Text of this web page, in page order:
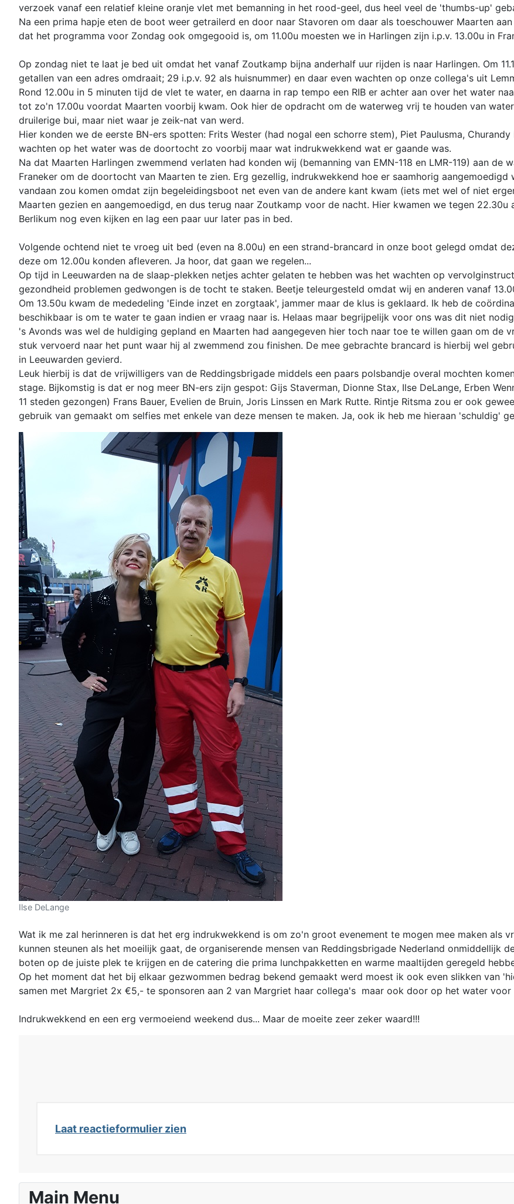
Main Menu
verzoek vanaf een relatief kleine oranje vlet met bemanning in het rood-geel, dus heel veel de 'thumbs-up'
Na een prima hapje eten de boot weer getrailerd en door naar Stavoren om daar als toeschouwer Maarten
dat het programma voor Zondag ook omgegooid is, om 11.00u moesten we in Harlingen zijn i.p.v. 13.00u in
Op zondag niet te laat je bed uit omdat het vanaf Zoutkamp bijna anderhalf uur rijden is naar Harlingen. Om
getallen van een adres omdraait; 29 i.p.v. 92 als huisnummer) en daar even wachten op onze collega's uit
Rond 12.00u in 5 minuten tijd de vlet te water, en daarna in rap tempo een RIB er achter aan over het water
tot zo'n 17.00u voordat Maarten voorbij kwam. Ook hier de opdracht om de waterweg vrij te houden van
druilerige bui, maar niet waar je zeik-nat van werd.
Hier konden we de eerste BN-ers spotten: Frits Wester (had nogal een schorre stem), Piet Paulusma,
wachten op het water was de doortocht zo voorbij maar wat indrukwekkend wat er gaande was.
Na dat Maarten Harlingen zwemmend verlaten had konden wij (bemanning van EMN-118 en LMR-119) aan de
Franeker om de doortocht van Maarten te zien. Erg gezellig, indrukwekkend hoe er saamhorig
vandaan zou komen omdat zijn begeleidingsboot net even van de andere kant kwam (iets met wel of niet
Maarten gezien en aangemoedigd, en dus terug naar Zoutkamp voor de nacht. Hier kwamen we tegen
Berlikum nog even kijken en lag een paar uur later pas in bed.
Volgende ochtend niet te vroeg uit bed (even na 8.00u) en een strand-brancard in onze boot gelegd omdat
deze om 12.00u konden afleveren. Ja hoor, dat gaan we regelen...
Op tijd in Leeuwarden na de slaap-plekken netjes achter gelaten te hebben was het wachten op
gezondheid problemen gedwongen is de tocht te staken. Beetje teleurgesteld omdat wij en anderen vanaf
Om 13.50u kwam de mededeling 'Einde inzet en zorgtaak', jammer maar de klus is geklaard. Ik heb de
beschikbaar is om te water te gaan indien er vraag naar is. Helaas maar begrijpelijk voor ons was dit niet
's Avonds was wel de huldiging gepland en Maarten had aangegeven hier toch naar toe te willen gaan om de
stuk vervoerd naar het punt waar hij al zwemmend zou finishen. De mee gebrachte brancard is hierbij wel
in Leeuwarden gevierd.
Leuk hierbij is dat de vrijwilligers van de Reddingsbrigade middels een paars polsbandje overal mochten
stage. Bijkomstig is dat er nog meer BN-ers zijn gespot: Gijs Staverman, Dionne Stax, Ilse DeLange, Erben
11 steden gezongen) Frans Bauer, Evelien de Bruin, Joris Linssen en Mark Rutte. Rintje Ritsma zou er ook
gebruik van gemaakt om selfies met enkele van deze mensen te maken. Ja, ook ik heb me hieraan 'schuldig'
Ilse DeLange
Wat ik me zal herinneren is dat het erg indrukwekkend is om zo'n groot evenement te mogen mee maken als
kunnen steunen als het moeilijk gaat, de organiserende mensen van Reddingsbrigade Nederland onmiddellijk
boten op de juiste plek te krijgen en de catering die prima lunchpakketten en warme maaltijden geregeld
Op het moment dat het bij elkaar gezwommen bedrag bekend gemaakt werd moest ik ook even slikken van
samen met Margriet 2x €5,- te sponsoren aan 2 van Margriet haar collega's maar ook door op het water
Indrukwekkend en een erg vermoeiend weekend dus... Maar de moeite zeer zeker waard!!!
Laat reactieformulier zien